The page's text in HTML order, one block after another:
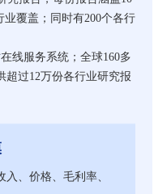
业覆盖；同时有200个各行
线服务系统；全球160多
超过12万份各行业研究报
、价格、毛利率、